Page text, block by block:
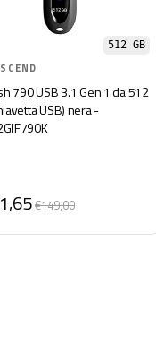
512 GB
790 USB 3.1 Gen 1 da 512
USB) nera -
€149,00